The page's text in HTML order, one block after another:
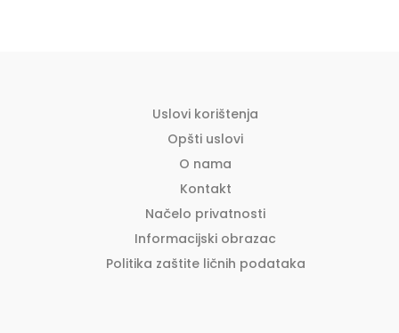
Uslovi korištenja
Opšti uslovi
O nama
Kontakt
Načelo privatnosti
Informacijski obrazac
Politika zaštite ličnih podataka